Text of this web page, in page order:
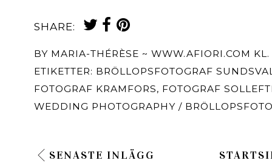
SHARE:
BY MARIA-THÉRÈSE ~ WWW.AFIORI.COM KL.
ETIKETTER: BRÖLLOPSFOTOGRAF
FOTOGRAF KRAMFORS, FOTOGRAF
WEDDING PHOTOGRAPHY /
SENASTE INLÄGG